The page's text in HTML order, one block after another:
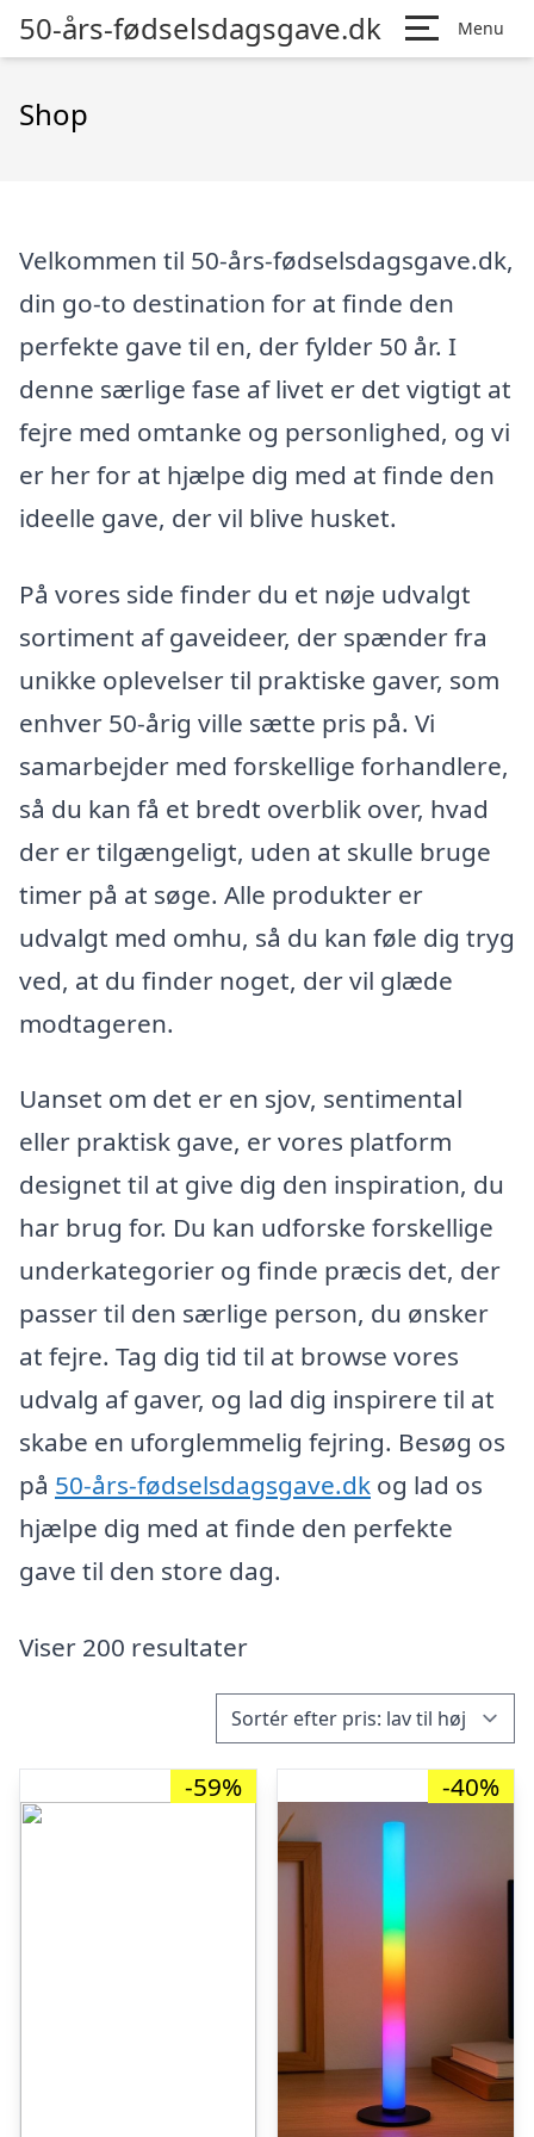
50-års-fødselsdagsgave.dk Menu
Shop
Velkommen til 50-års-fødselsdagsgave.dk,
din go-to destination for at finde den
perfekte gave til en, der fylder 50 år. I
denne særlige fase af livet er det vigtigt at
fejre med omtanke og personlighed, og vi
er her for at hjælpe dig med at finde den
ideelle gave, der vil blive husket.
På vores side finder du et nøje udvalgt
sortiment af gaveideer, der spænder fra
unikke oplevelser til praktiske gaver, som
enhver 50-årig ville sætte pris på. Vi
samarbejder med forskellige forhandlere,
så du kan få et bredt overblik over, hvad
der er tilgængeligt, uden at skulle bruge
timer på at søge. Alle produkter er
udvalgt med omhu, så du kan føle dig tryg
ved, at du finder noget, der vil glæde
modtageren.
Uanset om det er en sjov, sentimental
eller praktisk gave, er vores platform
designet til at give dig den inspiration, du
har brug for. Du kan udforske forskellige
underkategorier og finde præcis det, der
passer til den særlige person, du ønsker
at fejre. Tag dig tid til at browse vores
udvalg af gaver, og lad dig inspirere til at
skabe en uforglemmelig fejring. Besøg os
på 50-års-fødselsdagsgave.dk og lad os
hjælpe dig med at finde den perfekte
gave til den store dag.
Viser 200 resultater
-59% -40%